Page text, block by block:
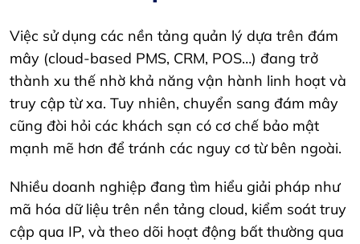
Việc sử dụng các nền tảng quản lý dựa trên đám
mây (cloud-based PMS, CRM, POS…) đang trở
thành xu thế nhờ khả năng vận hành linh hoạt và
truy cập từ xa. Tuy nhiên, chuyển sang đám mây
cũng đòi hỏi các khách sạn có cơ chế bảo mật
mạnh mẽ hơn để tránh các nguy cơ từ bên ngoài.
Nhiều doanh nghiệp đang tìm hiểu giải pháp như
mã hóa dữ liệu trên nền tảng cloud, kiểm soát truy
cập qua IP, và theo dõi hoạt động bất thường qua